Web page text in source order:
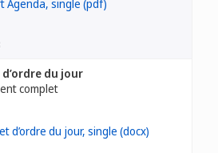
du jour
complet